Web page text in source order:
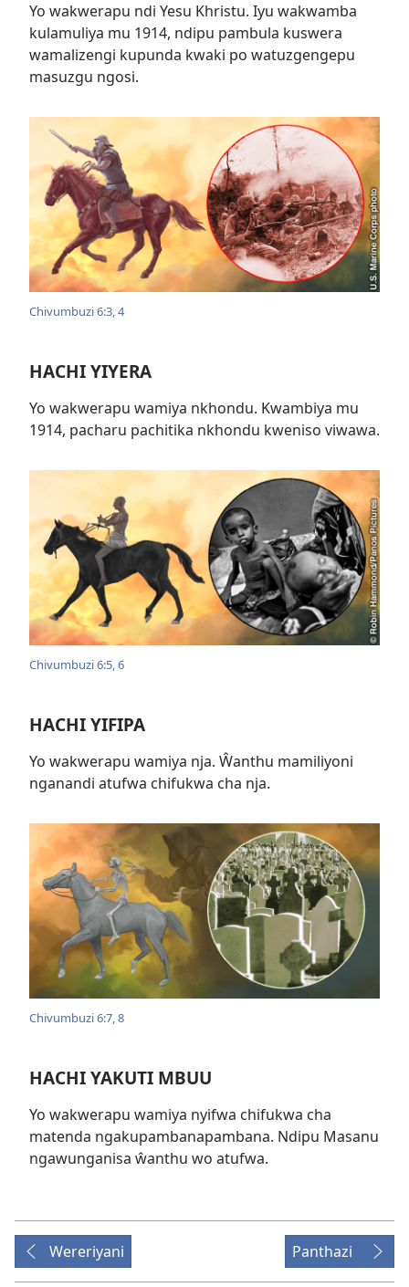
Yo wakwerapu ndi Yesu Khristu. Iyu wakwamba
kulamuliya mu 1914, ndipu pambula kuswera
wamalizengi kupunda kwaki po watuzgengepu
masuzgu ngosi.
Chivumbuzi 6:3, 4
HACHI YIYERA
Yo wakwerapu wamiya nkhondu. Kwambiya mu
1914, pacharu pachitika nkhondu kweniso viwawa.
Chivumbuzi 6:5, 6
HACHI YIFIPA
Yo wakwerapu wamiya nja. Ŵanthu mamiliyoni
nganandi atufwa chifukwa cha nja.
Chivumbuzi 6:7, 8
HACHI YAKUTI MBUU
Yo wakwerapu wamiya nyifwa chifukwa cha
matenda ngakupambanapambana. Ndipu Masanu
ngawunganisa ŵanthu wo atufwa.
Wereriyani Panthazi